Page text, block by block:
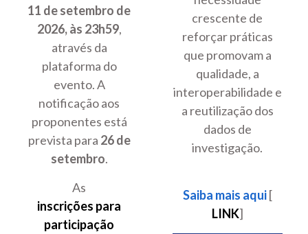
11 de setembro de
2026, às 23h59,
através da
plataforma do
evento. A
notificação aos
proponentes está
prevista para 26 de
setembro.
As
inscrições para
participação
crescente de
reforçar práticas
que promovam a
qualidade, a
interoperabilidade e
a reutilização dos
dados de
investigação.
Saiba mais aqui[
LINK]